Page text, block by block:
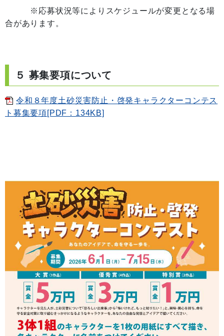
※応募状況等によりスケジュールが変更となる場
合があります。
５ 募集要項について
令和８年度土砂災害防止・啓発キャラクターコンテス
ト募集要項[PDF：134KB]